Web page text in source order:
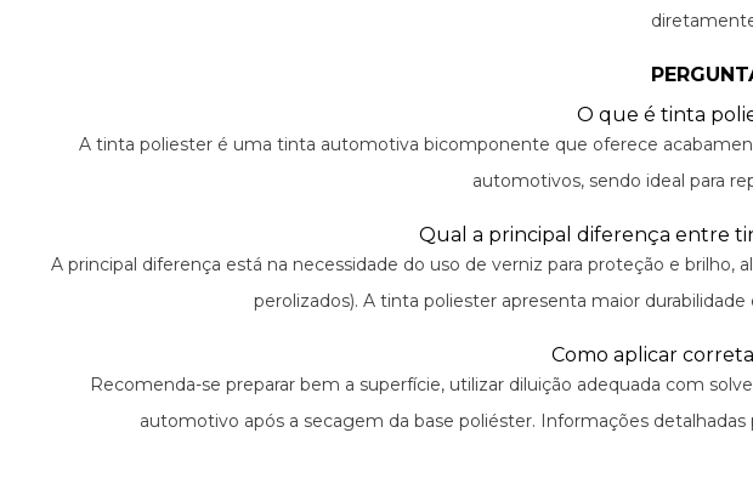
O que é tinta
A tinta poliester é uma tinta automotiva bicomponente que oferece
automotivos, sendo ideal para
Qual a principal diferença entre
A principal diferença está na necessidade do uso de verniz para proteção e
perolizados). A tinta poliester apresenta maior
Como aplicar
Recomenda-se preparar bem a superfície, utilizar diluição adequada com
automotivo após a secagem da base poliéster. Informações